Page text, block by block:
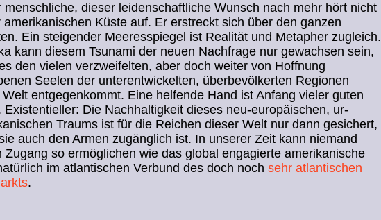
menschliche, dieser leidenschaftliche Wunsch nach mehr hört nicht
amerikanischen Küste auf. Er erstreckt sich über den ganzen
Ein steigender Meeresspiegel ist Realität und Metapher zugleich.
kann diesem Tsunami der neuen Nachfrage nur gewachsen sein,
den vielen verzweifelten, aber doch weiter von Hoffnung
Seelen der unterentwickelten, überbevölkerten Regionen
entgegenkommt. Eine helfende Hand ist Anfang vieler guten
Existentieller: Die Nachhaltigkeit dieses neu-europäischen, ur-
Traums ist für die Reichen dieser Welt nur dann gesichert,
auch den Armen zugänglich ist. In unserer Zeit kann niemand
Zugang so ermöglichen wie das global engagierte amerikanische
im atlantischen Verbund des doch noch sehr atlantischen
.